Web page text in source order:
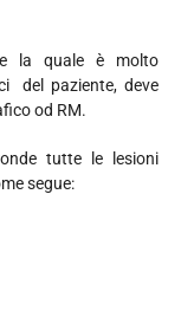
la quale è molto
del paziente, deve
od RM.
tutte le lesioni
segue: